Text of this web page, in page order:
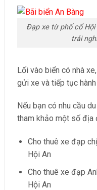
Đạp xe từ phố cổ
trải
Lối vào biển có nhà
gửi xe và tiếp tục
Nếu bạn có nhu cầu
tham khảo một số địa
Cho thuê xe đạp
Hội An
Cho thuê xe đạp
Hội An